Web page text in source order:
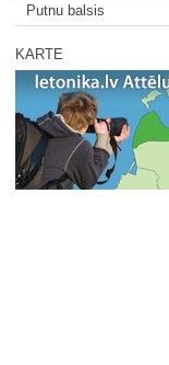
Putnu balsis
KARTE